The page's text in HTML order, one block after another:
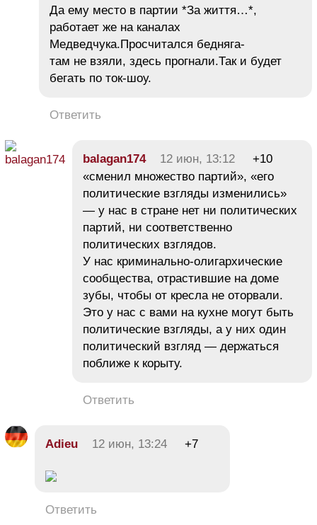
Да ему место в партии *За життя…*,
работает же на каналах
Медведчука.Просчитался бедняга-
там не взяли, здесь прогнали.Так и будет
бегать по ток-шоу.
Ответить
balagan174 12 июн, 13:12
+10
«сменил множество партий», «его
политические взгляды изменились»
— у нас в стране нет ни политических
партий, ни соответственно
политических взглядов.
У нас криминально-олигархические
сообщества, отрастившие на доме
зубы, чтобы от кресла не оторвали.
Это у нас с вами на кухне могут быть
политические взгляды, а у них один
политический взгляд — держаться
поближе к корыту.
Ответить
Adieu 12 июн, 13:24 +7
Ответить